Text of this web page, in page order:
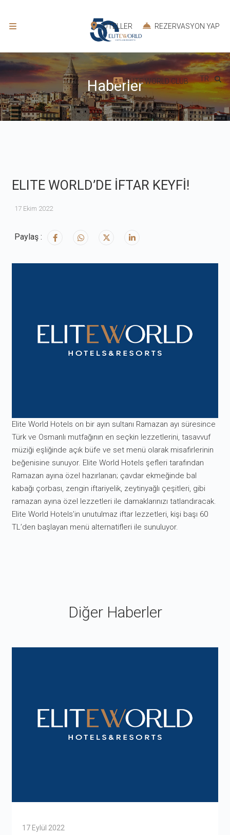
OTELLER REZERVASYON YAP
ELITE WORLD CLUB TR
Haberler
ELITE WORLD’DE İFTAR KEYFİ!
17 Ekim 2022
Paylaş :
Elite World Hotels on bir ayın sultanı Ramazan ayı süresince
Türk ve Osmanlı mutfağının en seçkin lezzetlerini, tasavvuf
müziği eşliğinde açık büfe ve set menü olarak misafirlerinin
beğenisine sunuyor. Elite World Hotels şefleri tarafından
Ramazan ayına özel hazırlanan; çavdar ekmeğinde bal
kabağı çorbası, zengin iftariyelik, zeytinyağlı çeşitleri, gibi
ramazan ayına özel lezzetleri ile damaklarınızı tatlandıracak.
Elite World Hotels’in unutulmaz iftar lezzetleri, kişi başı 60
TL’den başlayan menü alternatifleri ile sunuluyor.
Diğer Haberler
17 Eylül 2022